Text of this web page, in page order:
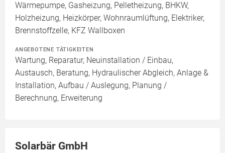
Wärmepumpe, Gasheizung, Pelletheizung, BHKW,
Holzheizung, Heizkörper, Wohnraumlüftung, Elektriker,
Brennstoffzelle, KFZ Wallboxen
ANGEBOTENE TÄTIGKEITEN
Wartung, Reparatur, Neuinstallation / Einbau,
Austausch, Beratung, Hydraulischer Abgleich, Anlage &
Installation, Aufbau / Auslegung, Planung /
Berechnung, Erweiterung
Solarbär GmbH